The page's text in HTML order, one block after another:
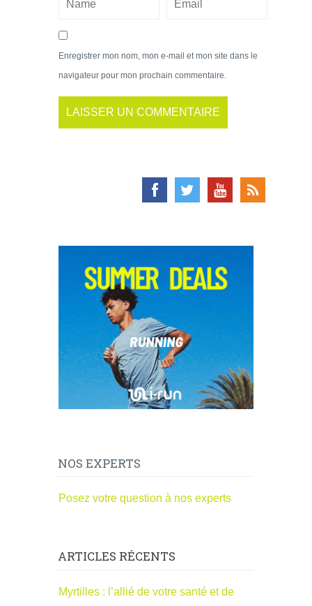
Enregistrer mon nom, mon e-mail et mon site dans le
navigateur pour mon prochain commentaire.
NOS EXPERTS
Posez votre question à nos experts
ARTICLES RÉCENTS
Myrtilles : l’allié de votre santé et de